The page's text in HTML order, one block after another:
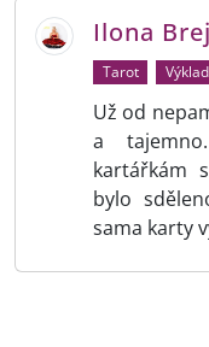
Ilona
Tarot
Už od
a
kartářkám
bylo
sama karty